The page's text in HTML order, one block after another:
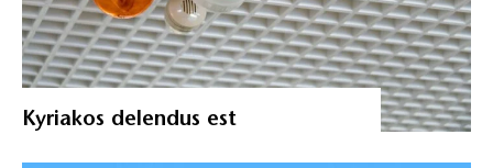
Kyriakos delendus est